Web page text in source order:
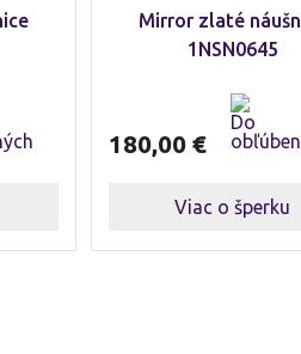
Mirror zlaté
1NSN0645
180,00 €
Viac o šperku